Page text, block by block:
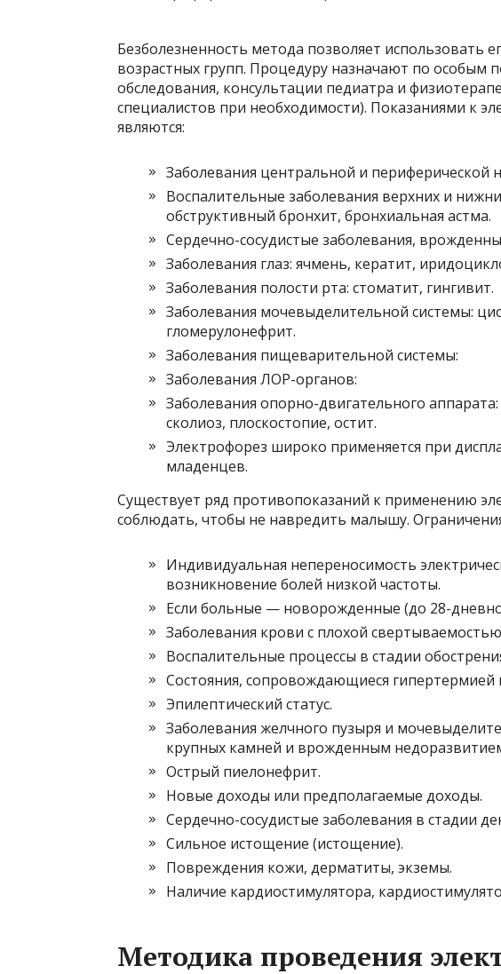
Безболезненность метода позволяет использовать
возрастных групп. Процедуру назначают по особым
обследования, консультации педиатра и
специалистов при необходимости). Показаниями к
являются:
Заболевания центральной и периферической
Воспалительные заболевания верхних и
обструктивный бронхит, бронхиальная астма.
Сердечно-сосудистые заболевания,
Заболевания глаз: ячмень, кератит,
Заболевания полости рта: стоматит, гингивит.
Заболевания мочевыделительной системы:
гломерулонефрит.
Заболевания пищеварительной системы:
Заболевания ЛОР-органов:
Заболевания опорно-двигательного
сколиоз, плоскостопие, остит.
Электрофорез широко применяется при
младенцев.
Существует ряд противопоказаний к применению
соблюдать, чтобы не навредить малышу.
Индивидуальная непереносимость
возникновение болей низкой частоты.
Если больные — новорожденные (до 28-
Заболевания крови с плохой
Воспалительные процессы в стадии
Состояния, сопровождающиеся гипертермией
Эпилептический статус.
Заболевания желчного пузыря и
крупных камней и врожденным
Острый пиелонефрит.
Новые доходы или предполагаемые доходы.
Сердечно-сосудистые заболевания в стадии
Сильное истощение (истощение).
Повреждения кожи, дерматиты, экземы.
Наличие кардиостимулятора,
Методика проведения